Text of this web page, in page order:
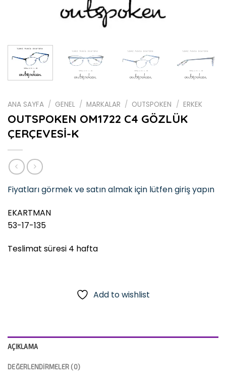
ANA SAYFA / GENEL / MARKALAR / OUTSPOKEN / ERKEK
OUTSPOKEN OM1722 C4 GÖZLÜK
ÇERÇEVESİ-K
Fiyatları görmek ve satın almak için lütfen giriş yapın
EKARTMAN
53-17-135
Teslimat süresi 4 hafta
Add to wishlist
AÇIKLAMA
DEĞERLENDIRMELER (0)